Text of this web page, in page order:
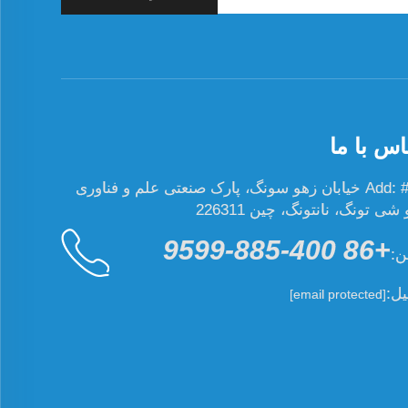
با ما
Add: #19 خیابان زهو سونگ، پارک صنعتی علم و فناوری
تونگ، نانتونگ، چین 226311
+86 400-885-9599
[email protected]